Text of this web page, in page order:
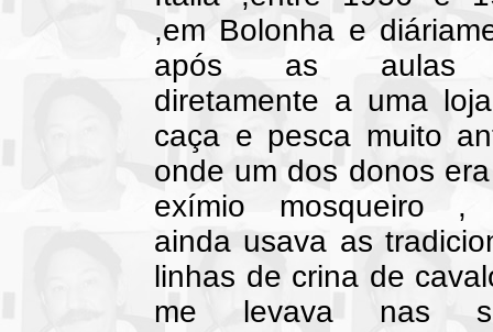
,em Bolonha e
após as
diretamente a uma
caça e pesca muito
onde um dos donos
exímio mosqueiro ,
ainda usava as
linhas de crina de
me levava nas